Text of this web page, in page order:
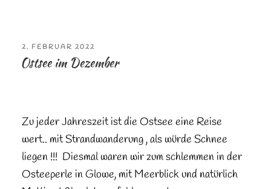
VERÖFFENTLICHT
AM
2. FEBRUAR 2022
Ostsee im Dezember
Zu jeder Jahreszeit ist die Ostsee eine Reise
wert.. mit Strandwanderung , als würde Schnee
liegen !!! Diesmal waren wir zum schlemmen in der
Osteeperle in Glowe, mit Meerblick und natürlich